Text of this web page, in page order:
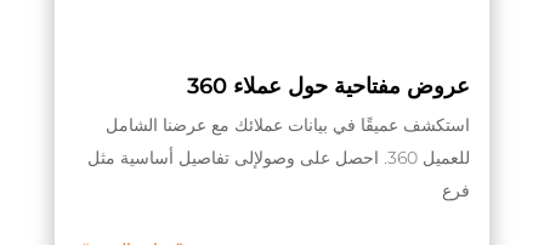
عروض مفتاحية حول عملاء 360
استكشف عميقًا في بيانات عملائك مع عرضنا الشامل
للعميل 360. احصل على وصولإلى تفاصيل أساسية مثل
فرع